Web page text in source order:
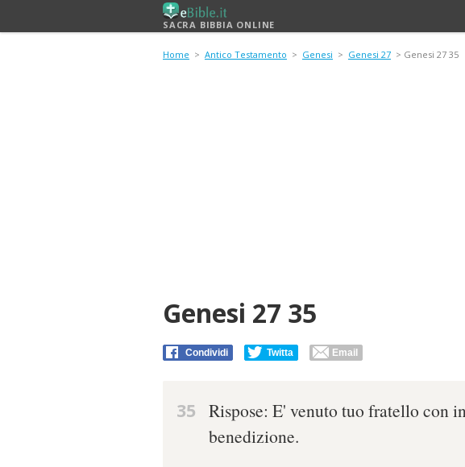
SACRA BIBBIA ONLINE
Home > Antico Testamento > Genesi > Genesi 27 > Genesi 27 35
Genesi 27 35
Condividi Twitta Email
35 Rispose: E' venuto tuo fratello con
benedizione.